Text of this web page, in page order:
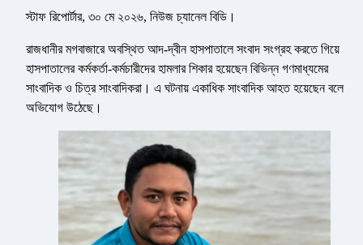
স্টাফ রিপোর্টার, ৩০ মে ২০২৬, নিউজ চ্যানেল বিডি।
রাজধানীর মগবাজারে অবস্থিত আদ-দ্বীন হাসপাতালে সংবাদ সংগ্রহ করতে গিয়ে
হাসপাতালের কর্মকর্তা-কর্মচারীদের হামলার শিকার হয়েছেন বিভিন্ন গণমাধ্যমের
সাংবাদিক ও চিত্র সাংবাদিকরা। এ ঘটনায় একাধিক সাংবাদিক আহত হয়েছেন বলে
অভিযোগ উঠেছে।